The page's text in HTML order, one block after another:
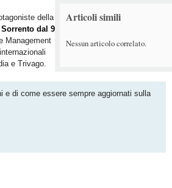
Articoli simili
Nessun articolo correlato.
della
Sorrento dal 9
Management
e Trivago.
e di come essere sempre aggiornati sulla